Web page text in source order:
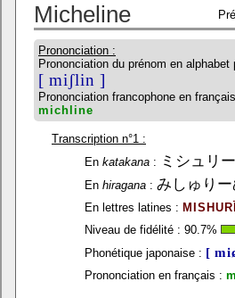
Micheline
Prononciation :
Prononciation du prénom en alphabet
[ miʃlin ]
Prononciation francophone en
michline
Transcription n°1 :
En katakana: ミシュリ
En hiragana: みしゅりー
En lettres latines :
Niveau de fidélité : 90.7%
Phonétique japonaise : [
Prononciation en français :